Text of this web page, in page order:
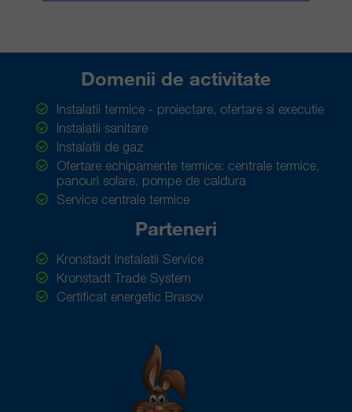
Domenii de activitate
Instalatii termice - proiectare, ofertare si executie
Instalatii sanitare
Instalatii de gaz
Ofertare echipamente termice: centrale termice,
panouri solare, pompe de caldura
Service centrale termice
Parteneri
Kronstadt Instalatii Service
Kronstadt Trade System
Certificat energetic Brasov